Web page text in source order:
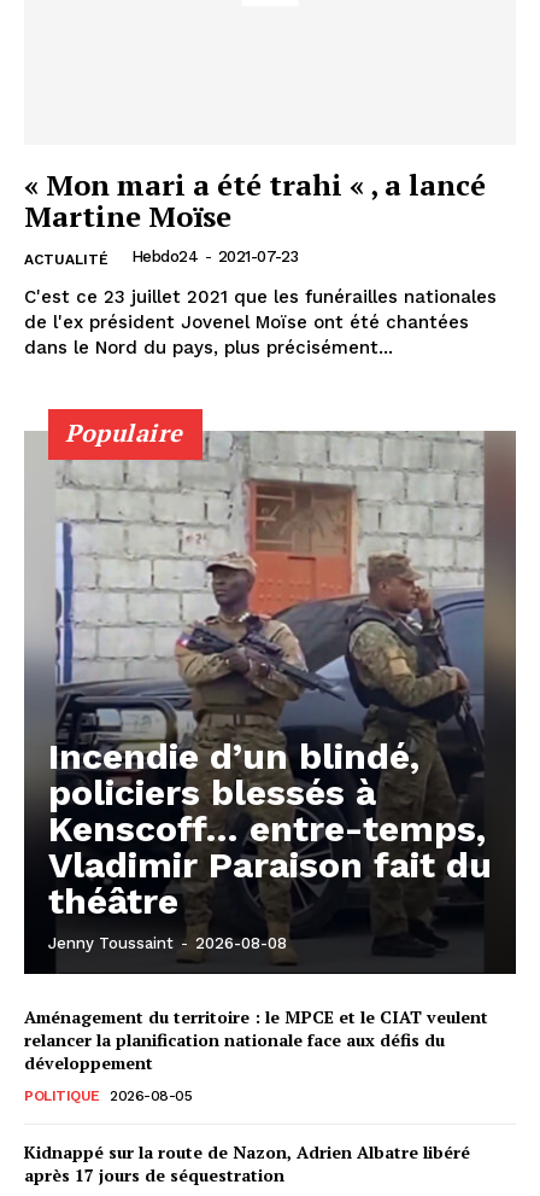
« Mon mari a été trahi « , a lancé
Martine Moïse
ACTUALITÉ Hebdo24 - 2021-07-23
C'est ce 23 juillet 2021 que les funérailles nationales
de l'ex président Jovenel Moïse ont été chantées
dans le Nord du pays, plus précisément...
Populaire
Incendie d’un blindé,
policiers blessés à
Kenscoff… entre-temps,
Vladimir Paraison fait du
théâtre
Jenny Toussaint - 2026-08-08
Aménagement du territoire : le MPCE et le CIAT veulent
relancer la planification nationale face aux défis du
développement
POLITIQUE 2026-08-05
Kidnappé sur la route de Nazon, Adrien Albatre libéré
après 17 jours de séquestration